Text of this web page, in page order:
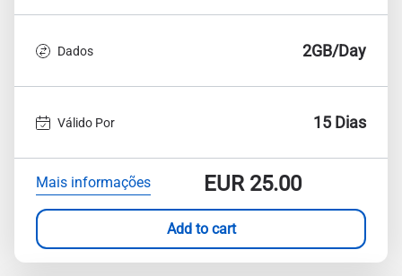
Dados 2GB/Day
Válido Por 15 Dias
Mais informações EUR25.00
Add to cart